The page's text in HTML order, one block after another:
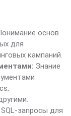
основ
для
кампаний.
Знание
запросы для